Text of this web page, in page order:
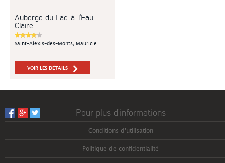
Auberge du Lac-à-l'Eau-
Claire
Saint-Alexis-des-Monts, Mauricie
VOIR LES DÉTAILS
Pour plus d’informations
Conditions d'utilisation
Politique de confidentialité